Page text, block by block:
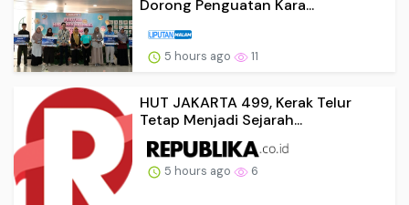
Dorong Penguatan Kara...
5 hours ago 11
HUT JAKARTA 499, Kerak Telur
Tetap Menjadi Sejarah...
5 hours ago 6